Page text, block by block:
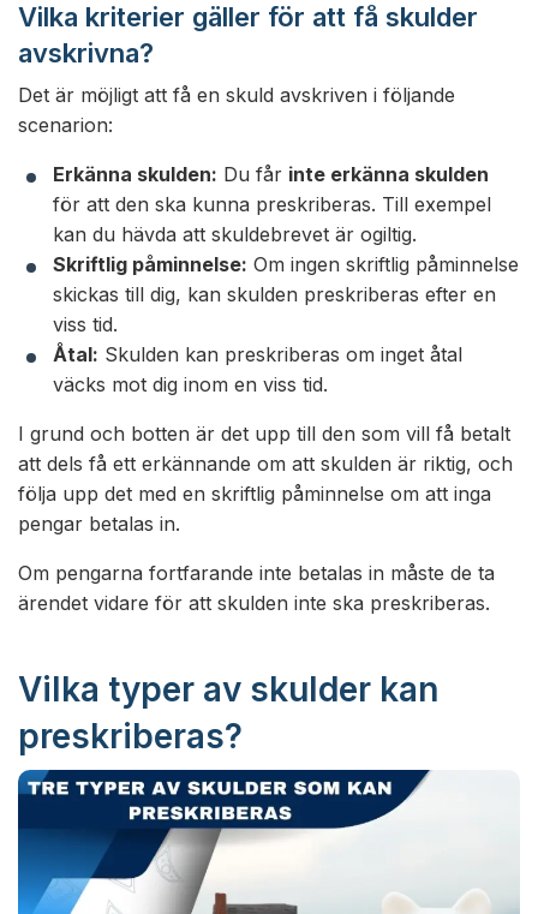
Vilka kriterier gäller för att få skulder
avskrivna?
Det är möjligt att få en skuld avskriven i följande
scenarion:
Erkänna skulden: Du får inte erkänna skulden
för att den ska kunna preskriberas. Till exempel
kan du hävda att skuldebrevet är ogiltig.
Skriftlig påminnelse: Om ingen skriftlig påminnelse
skickas till dig, kan skulden preskriberas efter en
viss tid.
Åtal: Skulden kan preskriberas om inget åtal
väcks mot dig inom en viss tid.
I grund och botten är det upp till den som vill få betalt
att dels få ett erkännande om att skulden är riktig, och
följa upp det med en skriftlig påminnelse om att inga
pengar betalas in.
Om pengarna fortfarande inte betalas in måste de ta
ärendet vidare för att skulden inte ska preskriberas.
Vilka typer av skulder kan
preskriberas?